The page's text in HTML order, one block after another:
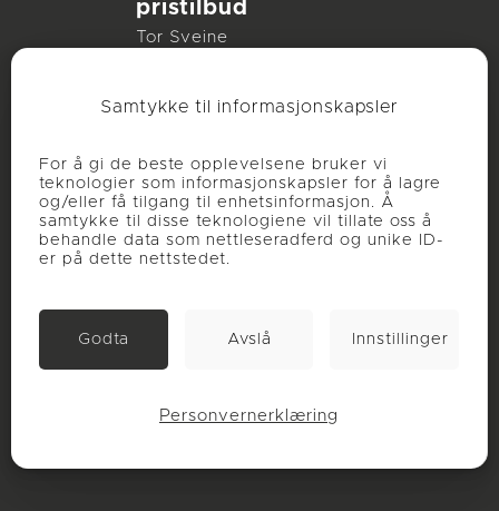
pristilbud
Tor Sveine
salg@noen.no
Samtykke til informasjonskapsler
For å gi de beste opplevelsene bruker vi
teknologier som informasjonskapsler for å lagre
og/eller få tilgang til enhetsinformasjon. Å
samtykke til disse teknologiene vil tillate oss å
behandle data som nettleseradferd og unike ID-
er på dette nettstedet.
Godta Avslå Innstillinger
Personvernerklæring